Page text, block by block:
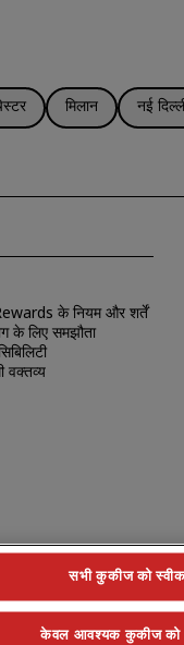
मिलान नई
के नियम और शर्तें
के लिए समझौता
वक्तव्य
सभी कुकीज को
केवल आवश्यक कुकीज को